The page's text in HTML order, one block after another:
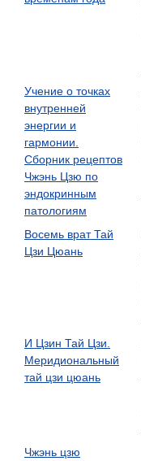
Учение о точках
внутренней
энергии и
гармонии.
Сборник рецептов
Чжэнь Цзю по
эндокринным
патологиям
Восемь врат Тай
Цзи Цюань
И Цзин Тай Цзи.
Меридиональный
тай цзи цюань
Чжэнь цзю